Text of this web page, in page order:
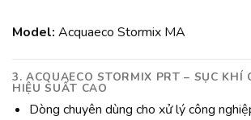
Model: Acquaeco Stormix MA
3. ACQUAECO STORMIX PRT – SỤC KHÍ
HIỆU SUẤT CAO
Dòng chuyên dùng cho xử lý công